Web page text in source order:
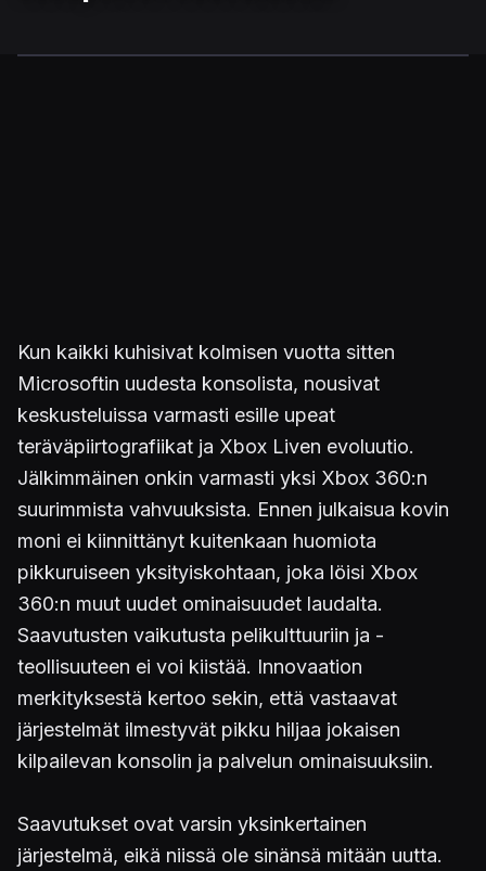
Kun kaikki kuhisivat kolmisen vuotta sitten
Microsoftin uudesta konsolista, nousivat
keskusteluissa varmasti esille upeat
teräväpiirtografiikat ja Xbox Liven evoluutio.
Jälkimmäinen onkin varmasti yksi Xbox 360:n
suurimmista vahvuuksista. Ennen julkaisua kovin
moni ei kiinnittänyt kuitenkaan huomiota
pikkuruiseen yksityiskohtaan, joka löisi Xbox
360:n muut uudet ominaisuudet laudalta.
Saavutusten vaikutusta pelikulttuuriin ja -
teollisuuteen ei voi kiistää. Innovaation
merkityksestä kertoo sekin, että vastaavat
järjestelmät ilmestyvät pikku hiljaa jokaisen
kilpailevan konsolin ja palvelun ominaisuuksiin.
Saavutukset ovat varsin yksinkertainen
järjestelmä, eikä niissä ole sinänsä mitään uutta.